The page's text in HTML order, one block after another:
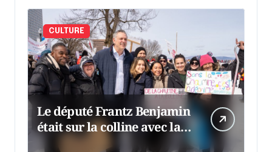
CULTURE
Le député Frantz Benjamin
était sur la colline avec la
chaumine